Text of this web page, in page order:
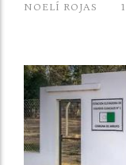
NOELÍ ROJAS